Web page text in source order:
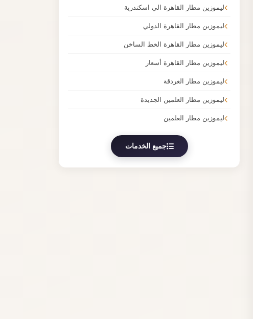
ليموزين مطار القاهرة الي اسكندرية
ليموزين مطار القاهرة الدولي
ليموزين مطار القاهرة الخط الساخن
ليموزين مطار القاهرة أسعار
ليموزين مطار الغردقة
ليموزين مطار العلمين الجديدة
ليموزين مطار العلمين
جميع الخدمات